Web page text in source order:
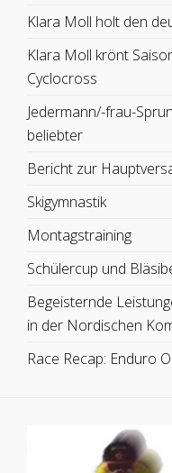
Klara Moll holt den
Klara Moll krönt
Cyclocross
Jedermann/-frau-
beliebter
Bericht zur
Skigymnastik
Montagstraining
Schülercup und
Begeisternde
in der Nordischen
Race Recap: Enduro